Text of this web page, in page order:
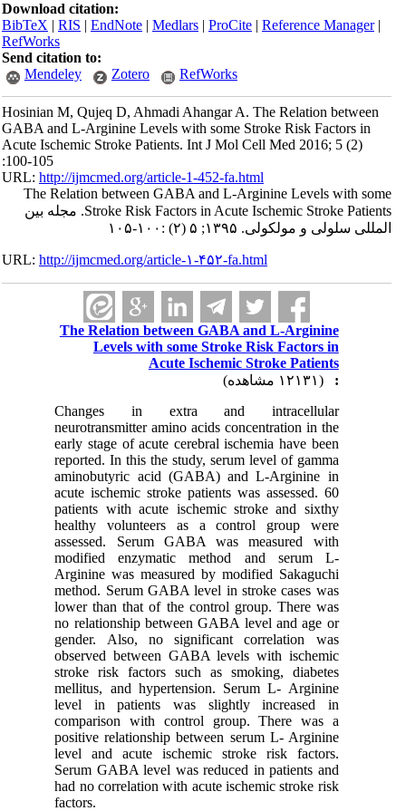
Download citation:
BibTeX|RIS|EndNote|Medlars|ProCite|Reference Manager
RefWorks
Send citation to:
Mendeley
Zotero RefWorks
Hosinian M, Qujeq D, Ahmadi Ahangar A. The Relation between
GABA and L-Arginine Levels with some Stroke Risk Factors in
Acute Ischemic Stroke Patients. Int J Mol Cell Med 2016; 5 (2)
:100-105
URL:http://ijmcmed.org/article-1-452-fa.html
The Relation between GABA and L-Arginine Levels with some
Stroke Risk Factors in Acute Ischemic Stroke Patients. مجله بین
المللی سلولی و مولکولی. ۱۳۹۵; ۵ (۲) :۱۰۰-۱۰۵
URL:http://ijmcmed.org/article-۱-۴۵۲-fa.html
The Relation between GABA and L-Arginine
Levels with some Stroke Risk Factors in
Acute Ischemic Stroke Patients
Changes in extra and intracellular
neurotransmitter amino acids concentration in the
early stage of acute cerebral ischemia have been
reported. In this the study, serum level of gamma
aminobutyric acid (GABA) and L-Arginine in
acute ischemic stroke patients was assessed. 60
patients with acute ischemic stroke and sixthy
healthy volunteers as a control group were
assessed. Serum GABA was measured with
modified enzymatic method and serum L-
Arginine was measured by modified Sakaguchi
method. Serum GABA level in stroke cases was
lower than that of the control group. There was
no relationship between GABA level and age or
gender. Also, no significant correlation was
observed between GABA levels with ischemic
stroke risk factors such as smoking, diabetes
mellitus, and hypertension. Serum L- Arginine
level in patients was slightly increased in
comparison with control group. There was a
positive relationship between serum L- Arginine
level and acute ischemic stroke risk factors.
Serum GABA level was reduced in patients and
had no correlation with acute ischemic stroke risk
factors.